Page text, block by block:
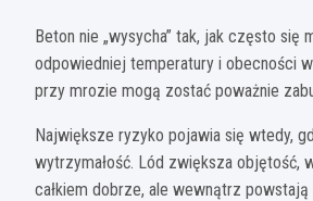
Beton nie „wysycha” tak, jak często się
odpowiedniej temperatury i obecności
przy mrozie mogą zostać poważnie
Największe ryzyko pojawia się wtedy,
wytrzymałość. Lód zwiększa objętość,
całkiem dobrze, ale wewnątrz